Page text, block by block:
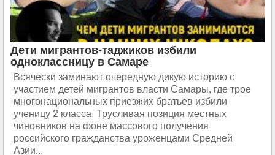
Дети мигрантов-таджиков избили
одноклассницу в Самаре
Всячески заминают очередную дикую историю с
участием детей мигрантов власти Самары, где трое
многонациональных приезжих братьев избили
ученицу 2 класса. Трусливая позиция местных
чиновников на фоне массового получения
российского гражданства уроженцами Средней
Азии...